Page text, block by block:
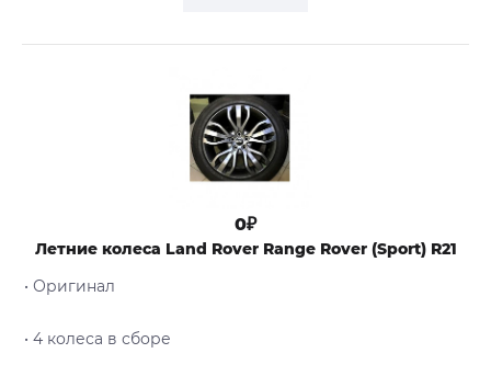
0₽
Летние колеса Land Rover Range Rover (Sport) R21
• Оригинал
• 4 колеса в сборе